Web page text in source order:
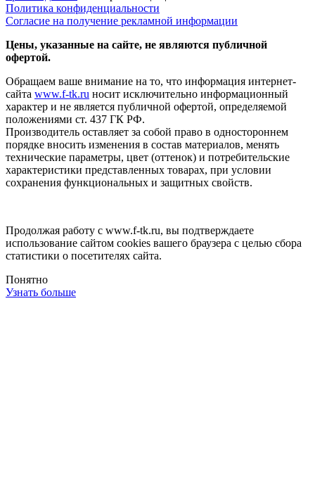
Политика конфиденциальности
Согласие на получение рекламной информации
Цены, указанные на сайте, не являются публичной
офертой.
Обращаем ваше внимание на то, что информация интернет-
сайта www.f-tk.ru носит исключительно информационный
характер и не является публичной офертой, определяемой
положениями ст. 437 ГК РФ.
Производитель оставляет за собой право в одностороннем
порядке вносить изменения в состав материалов, менять
технические параметры, цвет (оттенок) и потребительские
характеристики представленных товарах, при условии
сохранения функциональных и защитных свойств.
Продолжая работу с www.f-tk.ru, вы подтверждаете
использование сайтом cookies вашего браузера с целью сбора
статистики о посетителях сайта.
Понятно
Узнать больше